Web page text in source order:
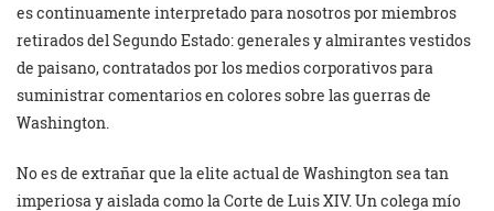
es continuamente interpretado para nosotros por miembros
retirados del Segundo Estado: generales y almirantes vestidos
de paisano, contratados por los medios corporativos para
suministrar comentarios en colores sobre las guerras de
Washington.
No es de extrañar que la elite actual de Washington sea tan
imperiosa y aislada como la Corte de Luis XIV. Un colega mío